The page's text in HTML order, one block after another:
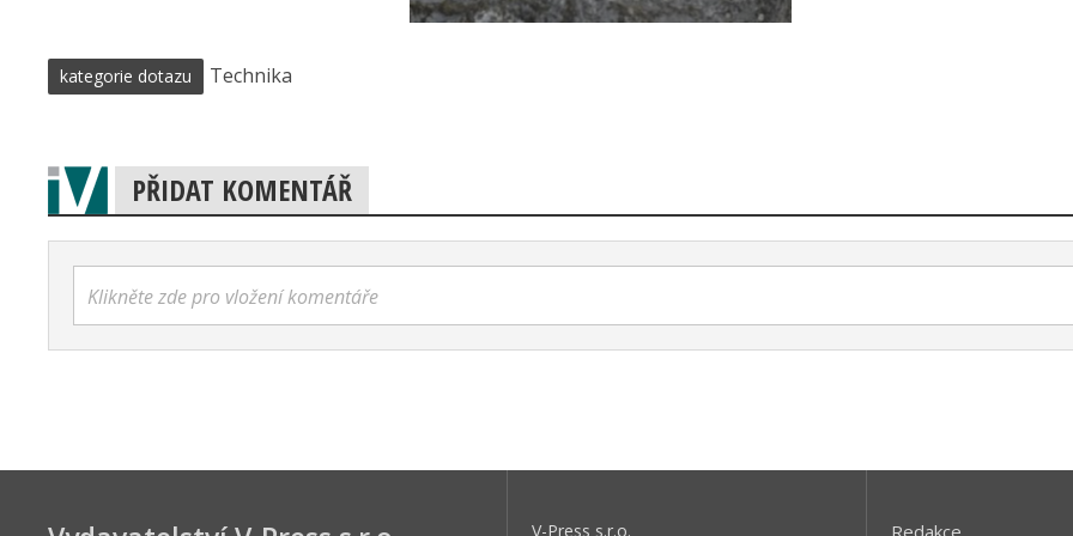
kategorie dotazu Technika
PŘIDAT KOMENTÁŘ
Klikněte zde pro vložení komentáře
V-Press s.r.o. Redakce